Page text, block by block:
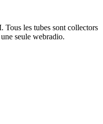
Tous les tubes sont collectors
seule webradio.